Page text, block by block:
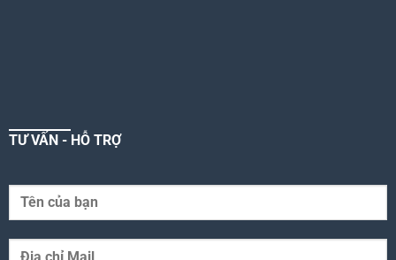
TƯ VẤN - HỖ TRỢ